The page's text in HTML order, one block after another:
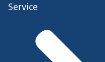
Service